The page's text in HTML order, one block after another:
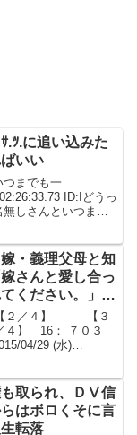
.ﾂ.に追い込みた
いい
つまでも一
ID:Iどうっ
しさんといつまで
嫁・義理父母と知
さんと愛し合っ
ください。」と
】
２／４】 【３
】 16： ７０３
04/29 (水)
取られ、ＤⅤ信
はボロくそに言
転落